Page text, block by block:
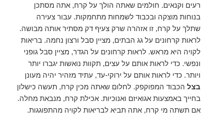
רעים וקנאים. חולמים שאתה הולך על קרח, אתה מסתכן
בנוחות מוצקה ובכבוד לשמחות מתחמקות. עבור צעירה
שתלך על קרח, זו אזהרה שרק צעיף דק מסתיר אותה מבושה.
לראות קרחונים על גג הבתים, מציין סבל ורצון נחמה. בריאות
לקויה היא מראש. לראות קרחונים על הגדר, מציין סבל גופני
ונפשי. כדי לראות אותם על עצים, תקוות נואשות יגברו יותר
ויותר. כדי לראות אותם על ירוקי-עד, עתיד מזהיר יהיה מעונן
בצל הכבוד המפוקפק. לחלום שאתה מכין קרח, תעשה כישלון
בחייך באמצעות אגואיזם ואנוכיות. אכילת קרח, מנבאת מחלה.
אם תשתה מי קרח, אתה תביא לבריאות לקויה מהתפוגגות.